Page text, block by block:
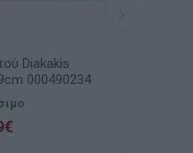
Σουπλά φαγητού Diakakis
43x29cm 000565320